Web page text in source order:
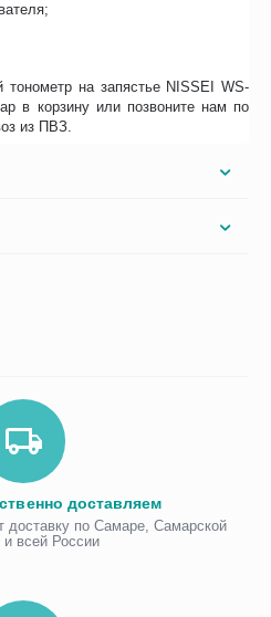
тонометр на запястье NISSEI WS-
в корзину или позвоните нам по
из ПВЗ.
доставляем
доставку по Самаре, Самарской
и всей России